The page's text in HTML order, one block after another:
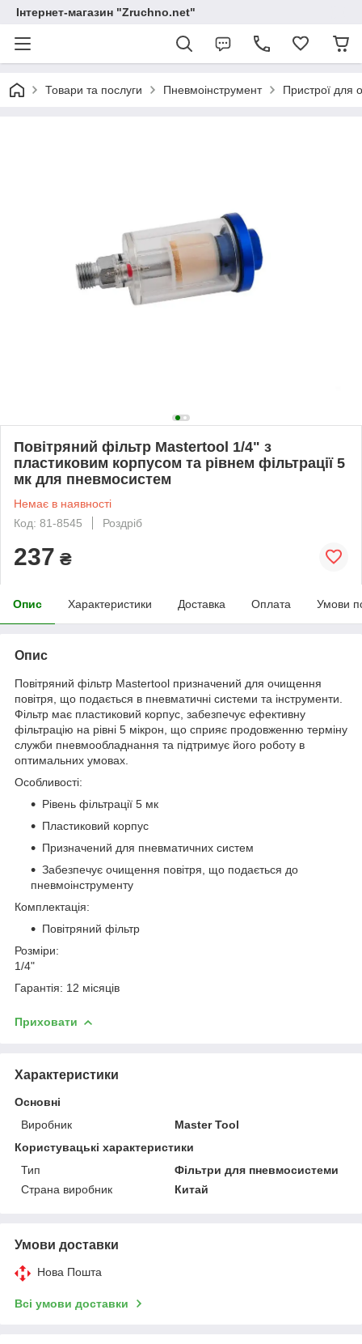
Інтернет-магазин "Zruchno.net"
Товари та послуги Пневмоінструмент Пристрої для
Повітряний фільтр Mastertool 1/4" з
пластиковим корпусом та рівнем фільтрації 5
мк для пневмосистем
Немає в наявності
Код: 81-8545
Роздріб
237 ₴
Опис Характеристики Доставка Оплата Умови
Опис
Повітряний фільтр Mastertool призначений для очищення
повітря, що подається в пневматичні системи та інструменти.
Фільтр має пластиковий корпус, забезпечує ефективну
фільтрацію на рівні 5 мікрон, що сприяє продовженню терміну
служби пневмообладнання та підтримує його роботу в
оптимальних умовах.
Особливості:
Рівень фільтрації 5 мк
Пластиковий корпус
Призначений для пневматичних систем
Забезпечує очищення повітря, що подається до
пневмоінструменту
Комплектація:
Повітряний фільтр
Розміри:
1/4"
Гарантія: 12 місяців
Приховати
Характеристики
Основні
Виробник
Master Tool
Користувацькі характеристики
Тип
Фільтри для пневмосистеми
Страна виробник
Китай
Умови доставки
Нова Пошта
Всі умови доставки